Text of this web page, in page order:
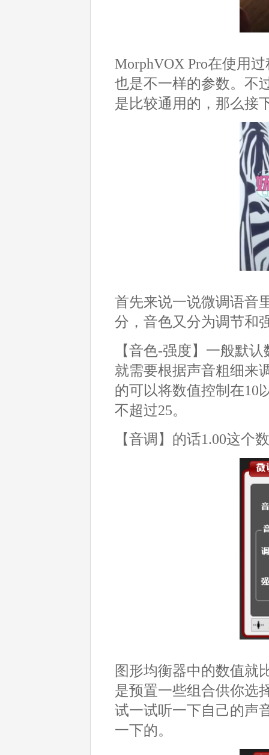
MorphVOX Pro在使用
也是不一样的参数。不
是比较通用的，那么接
首先来说一说微调语音
分，音色又分为调节和
【音色-强度】一般默
就需要根据声音粗细来
的可以将数值控制在10
不超过25。
【音调】的话1.00这个
图形均衡器中的数值就
是预置一些组合供你选
试一试听一下自己的声
一下的。